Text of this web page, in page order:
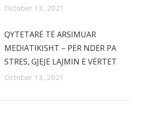
October 13, 2021
QYTETARË TË ARSIMUAR
MEDIATIKISHT – PËR NDER PA
STRES, GJEJE LAJMIN E VËRTET
October 13, 2021